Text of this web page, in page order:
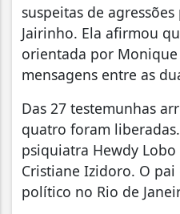
suspeitas de
Jairinho. Ela afirmou
orientada por
mensagens entre as
Das 27 testemunhas
quatro foram
psiquiatra Hewdy Lobo
Cristiane Izidoro. O pai
político no Rio de